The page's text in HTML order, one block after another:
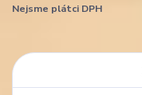
Nejsme plátci DPH